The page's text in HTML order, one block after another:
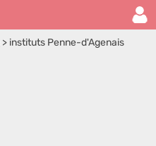
> instituts Penne-d'Agenais